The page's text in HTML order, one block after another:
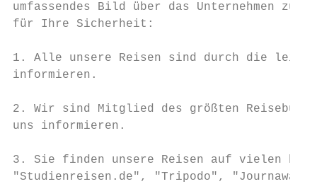
umfassendes Bild über das Unternehmen
für Ihre Sicherheit:
1. Alle unsere Reisen sind durch die
informieren.
2. Wir sind Mitglied des größten
uns informieren.
3. Sie finden unsere Reisen auf vielen
"Studienreisen.de", "Tripodo", "Journaway"